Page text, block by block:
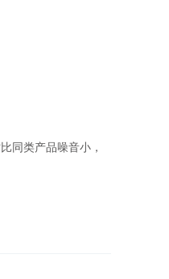
同类产品噪音小，